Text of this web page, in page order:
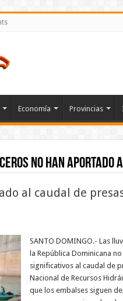
Economía Provincias
no han aportado
al caudal de
SANTO DOMINGO.- Las
la República Dominicana
significativos al caudal de
Nacional de Recursos
que los embalses siguen